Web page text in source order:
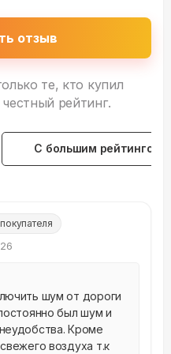
отзыв
те, кто купил
рейтинг.
С большим рейтингом
шум от дороги
был шум и
Кроме
воздуха т.к